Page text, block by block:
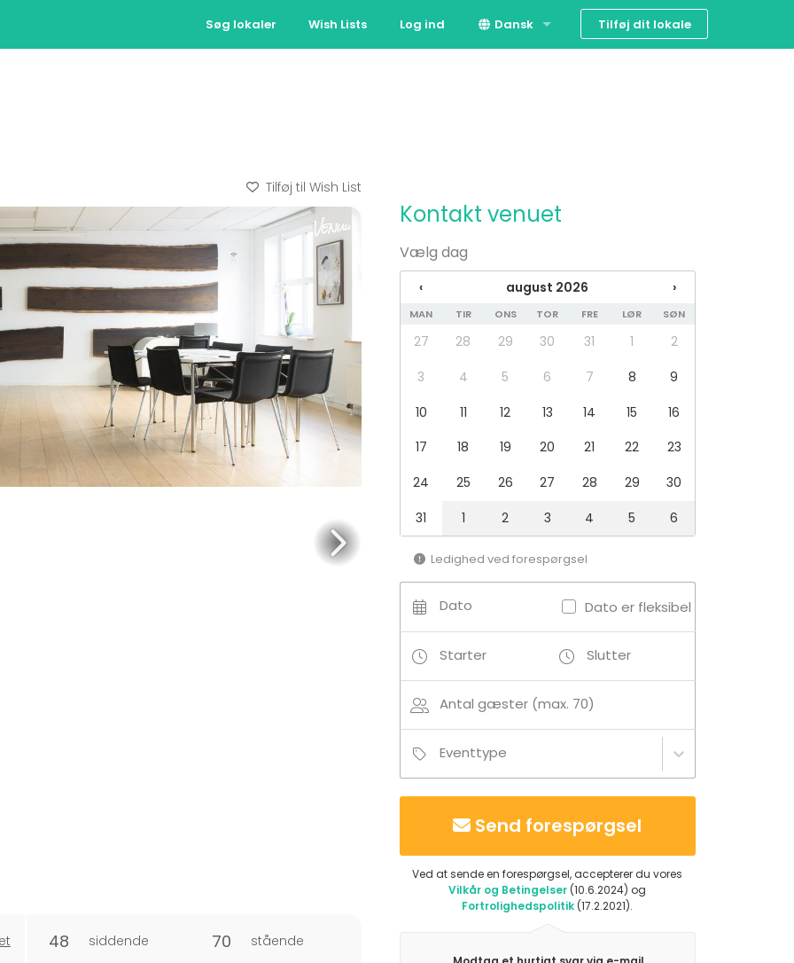
Søg lokaler Wish Lists Log ind Dansk Tilføj dit lokale
Tilføj til Wish List
48 siddende 70 stående
Kontakt venuet
Vælg dag
‹ august 2026 ›
MAN TIR ONS TOR FRE LØR SØN
27 28 29 30 31 1
2
3
4 5 6 7 8
9
10
11 12 13 14 15
16
17
18 19 20 21 22
23
24
25 26 27 28 29
30
31
1 2 3 4 5 6
Ledighed ved forespørgsel
Dato Dato er fleksibel
Starter Slutter
Antal gæster (max. 70)
Eventtype
Send forespørgsel
Ved at sende en forespørgsel, accepterer du vores
Vilkår og Betingelser (10.6.2024) og
Fortrolighedspolitik (17.2.2021).